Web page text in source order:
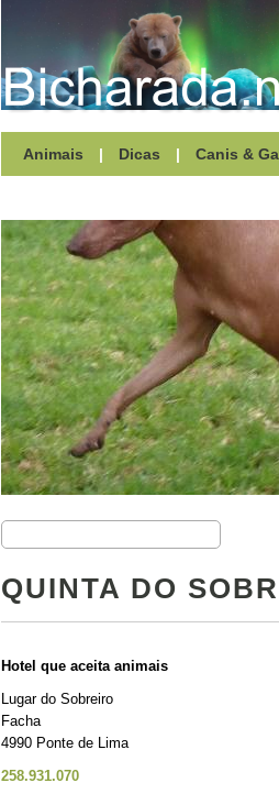
Animais | Dicas | Canis &
QUINTA DO
Hotel que aceita animais
Lugar do Sobreiro
Facha
4990 Ponte de Lima
258.931.070